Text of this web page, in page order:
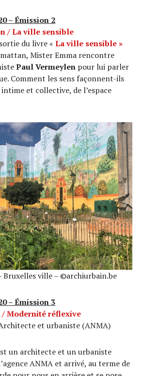
– Émission 2
/ La ville sensible
du livre «La ville sensible »
Mister Emma rencontre
Paul Vermeylen pour lui parler
Comment les sens façonnent-ils
et collective, de l’espace
ville – ©archiurbain.be
– Émission 3
Modernité réflexive
et urbaniste (ANMA)
un architecte et un urbaniste
ANMA et arrivé, au terme de